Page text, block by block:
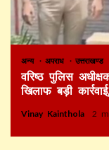
अन्य अपराध उत्तराखण्ड
वरिष्ठ पुलिस
खिलाफ बड़ी
Vinay Kainthola 2